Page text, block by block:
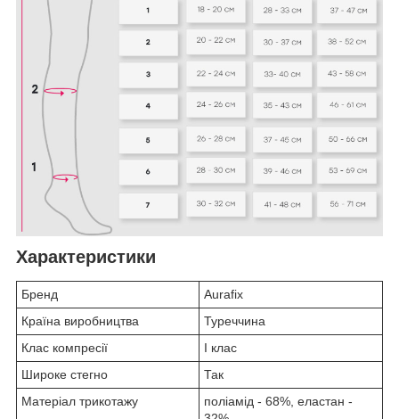
Характеристики
Бренд
Aurafix
Країна виробництва
Туреччина
Клас компресії
I клас
Широке стегно
Так
Матеріал трикотажу
поліамід - 68%, еластан -